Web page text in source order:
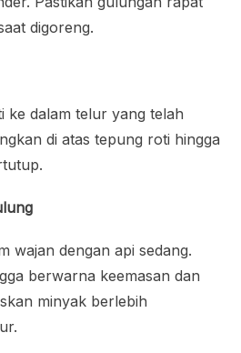
digoreng.
ke dalam telur yang telah
di atas tepung roti hingga
wajan dengan api sedang.
berwarna keemasan dan
minyak berlebih